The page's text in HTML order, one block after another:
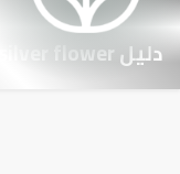
دليل silver flower